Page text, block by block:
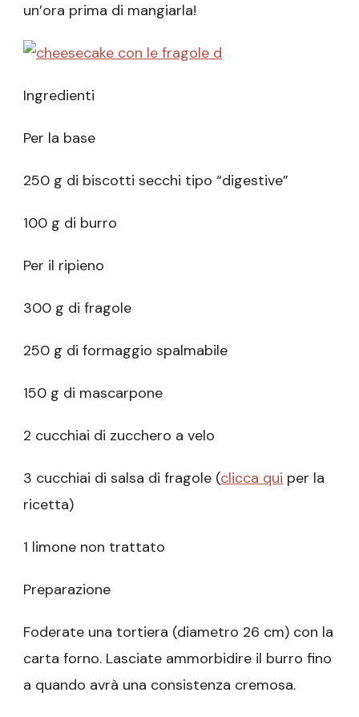
un’ora prima di mangiarla!
Ingredienti
Per la base
250 g di biscotti secchi tipo “digestive”
100 g di burro
Per il ripieno
300 g di fragole
250 g di formaggio spalmabile
150 g di mascarpone
2 cucchiai di zucchero a velo
3 cucchiai di salsa di fragole (clicca qui per la
ricetta)
1 limone non trattato
Preparazione
Foderate una tortiera (diametro 26 cm) con la
carta forno. Lasciate ammorbidire il burro fino
a quando avrà una consistenza cremosa.